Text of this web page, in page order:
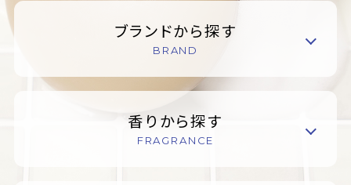
ブランドから探す
BRAND
香りから探す
FRAGRANCE